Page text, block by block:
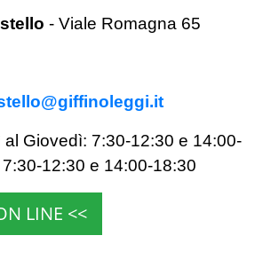
- Viale Romagna 65
Giovedì: 7:30-12:30 e 14:00-
7:30-12:30 e 14:00-18:30
LINE <<